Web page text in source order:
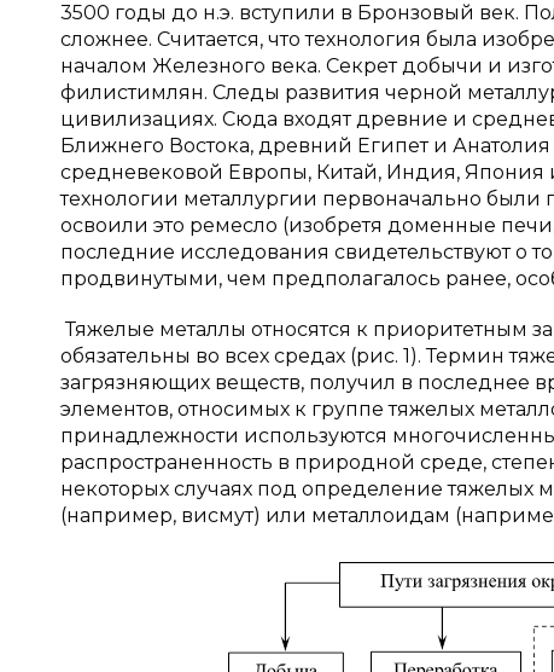
3500 годы до н.э. вступили в Бронзовый век.
сложнее. Считается, что технология была
началом Железного века. Секрет добычи и
филистимлян. Следы развития черной
цивилизациях. Сюда входят древние и
Ближнего Востока, древний Египет и
средневековой Европы, Китай, Индия, Япония
технологии металлургии первоначально
освоили это ремесло (изобретя доменные
последние исследования свидетельствуют о
продвинутыми, чем предполагалось ранее,
Тяжелые металлы относятся к приоритетным
обязательны во всех средах (рис. 1). Термин
загрязняющих веществ, получил в последнее
элементов, относимых к группе тяжелых
принадлежности используются
распространенность в природной среде,
некоторых случаях под определение тяжелых
(например, висмут) или металлоидам